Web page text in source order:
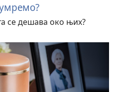
се дешава око њих?